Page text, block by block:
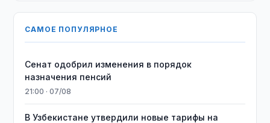
САМОЕ ПОПУЛЯРНОЕ
Сенат одобрил изменения в порядок
назначения пенсий
21:00 · 07/08
В Узбекистане утвердили новые тарифы на